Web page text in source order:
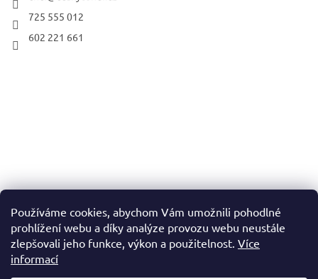
Používáme cookies, abychom Vám umožnili pohodlné
prohlížení webu a díky analýze provozu webu neustále
zlepšovali jeho funkce, výkon a použitelnost. Více
informací
725 555 012
602 221 661